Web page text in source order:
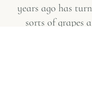
years ago has
sorts of grapes